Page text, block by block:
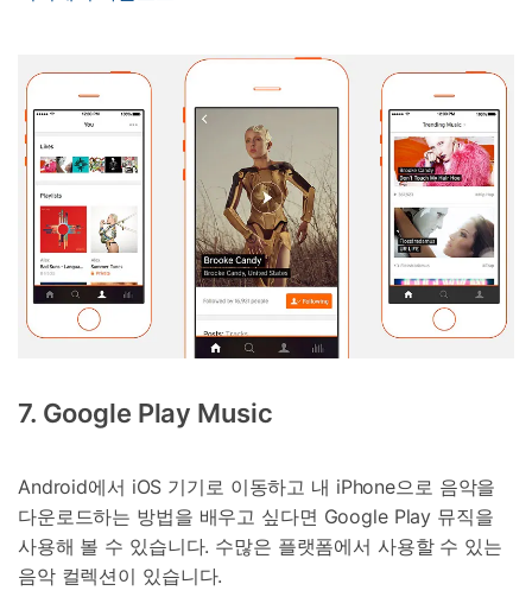
7. Google Play Music
Android에서 iOS 기기로 이동하고 내 iPhone으로 음악을
다운로드하는 방법을 배우고 싶다면 Google Play 뮤직을
사용해 볼 수 있습니다. 수많은 플랫폼에서 사용할 수 있는
음악 컬렉션이 있습니다.